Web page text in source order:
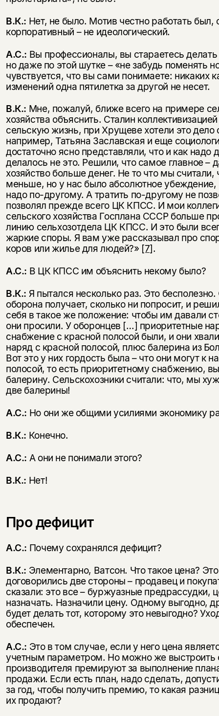
В.К.: Нет, не было. Мотив честно работать был,
корпоративный – не идеологический.
А.С.: Вы профессионалы, вы стараетесь
но даже по этой шутке – «не забудь поменять
чувствуется, что вы сами понимаете: никаких
изменений одна пятилетка за другой не несет.
В.К.: Мне, пожалуй, ближе всего на примере
хозяйства объяснить. Сталин
сельскую жизнь, при Хрущеве хотели это дело
например, Татьяна Заславская и еще
достаточно ясно представляли, что и как надо
делалось не это. Решили, что самое главное –
хозяйство больше денег. Не то что мы считали,
меньше, но у нас было абсолютное убеждение,
надо по-другому. А тратить по-другому не
позволял прежде всего ЦК КПСС. И мои
сельского хозяйства Госплана СССР больше
линию сельхозотдела ЦК КПСС. И это были
жаркие споры. Я вам уже рассказывал про
коров или жилье для людей?» [7].
А.С.: В ЦК КПСС им объяснить некому было?
В.К.: Я пытался несколько раз. Это
оборона получает, сколько ни попросит, и
себя в такое же положение: чтобы им давали
они просили. У оборонцев […] приоритетные
снабжение с красной полосой были, и они
наряд с красной полосой, плюс балерина из
Вот это у них гордость была – что они могут к
полосой, то есть приоритетному снабжению,
балерину. Сельскохозники считали: что, мы
две балерины!
А.С.: Но они же общими усилиями экономику
В.К.: Конечно.
А.С.: А они не понимали этого?
В.К.: Нет!
Про дефицит
А.С.: Почему сохранялся дефицит?
В.К.: Элементарно, Ватсон. Что такое цена?
договорились две стороны – продавец и
сказали: это все – буржуазные предрассудки,
назначать. Назначили цену. Одному выгодно,
будет делать тот, которому это невыгодно?
обеспечен.
А.С.: Это в том случае, если у него цена
учетным параметром. Но можно же выстроить
производителя премируют за выполнение
продажи. Если есть план, надо сделать,
за год, чтобы получить премию, то какая
их продают?